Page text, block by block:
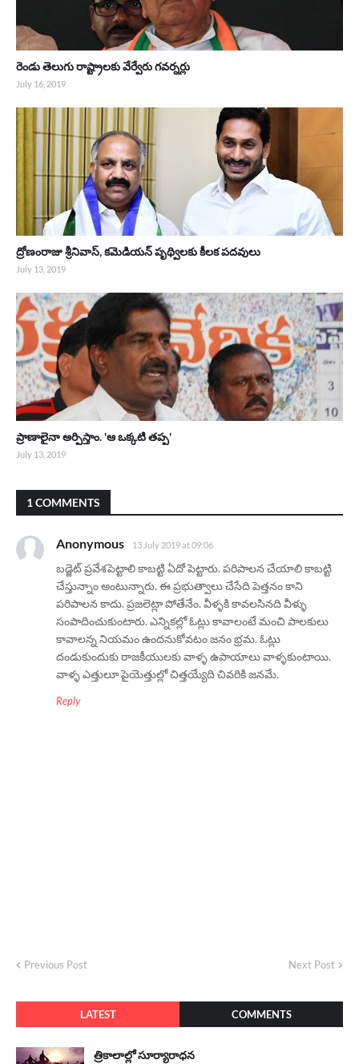
రెండు తెలుగు రాష్ట్రాలకు వేర్వేరు గవర్నర్లు
July 16, 2019
ద్రోణంరాజు శ్రీనివాస్, కమెడియన్ పృథ్విలకు కీలక పదవులు
July 13, 2019
ప్రాణాలైనా అర్పిస్తాం. 'ఆ ఒక్కటి తప్ప'
July 13, 2019
1 COMMENTS
Anonymous 13 July 2019 at 09:06
బడ్జెట్ ప్రవేశపెట్టాలి కాబట్టి ఏదో పెట్టారు. పరిపాలన చేయాలి కాబట్టి
చేస్తున్నాం అంటున్నారు. ఈ ప్రభుత్వాలు చేసేది పెత్తనం కాని
పరిపాలన కాదు. ప్రజలెట్లా పోతేనేం. వీళ్ళకి కావలసినది వీళ్ళు
సంపాదించుకుంటారు. ఎన్నికల్లో ఓట్లు కావాలంటే మంచి పాలకులు
కావాలన్న నియమం ఉందనుకోవటం జనం భ్రమ. ఓట్లు
దండుకుందుకు రాజకీయులకు వాళ్ళ ఉపాయాలు వాళ్ళకుంటాయి.
వాళ్ళ ఎత్తులూ పైయెత్తుల్లో చిత్తయ్యేది చివరికి జనమే.
Reply
Previous Post Next Post
LATEST COMMENTS
త్రికాలాల్లో సూర్యారాధన